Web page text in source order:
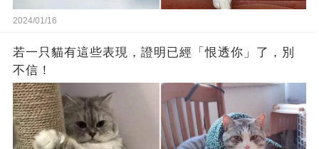
2024/01/16
若一只貓有這些表現，證明已經「恨透你」了，別
不信！